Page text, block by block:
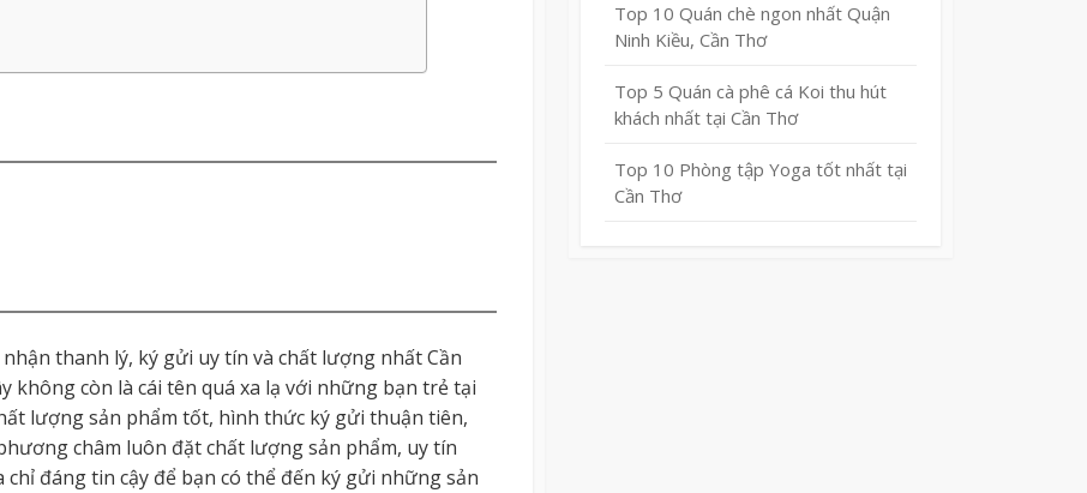
thanh lý, ký gửi uy tín và chất lượng nhất Cần
không còn là cái tên quá xa lạ với những bạn trẻ tại
lượng sản phẩm tốt, hình thức ký gửi thuận tiên,
châm luôn đặt chất lượng sản phẩm, uy tín
chỉ đáng tin cậy để bạn có thể đến ký gửi những sản
Top 10 Quán chè ngon nhất Quận
Ninh Kiều, Cần Thơ
Top 5 Quán cà phê cá Koi thu hút
khách nhất tại Cần Thơ
Top 10 Phòng tập Yoga tốt nhất tại
Cần Thơ